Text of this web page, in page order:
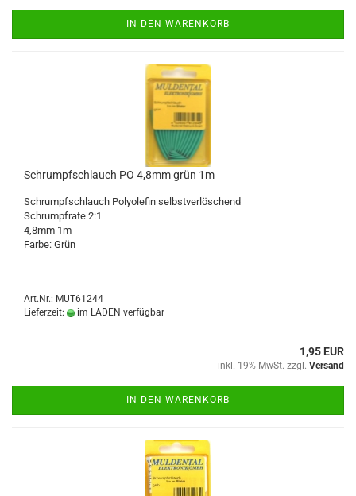
IN DEN WARENKORB
Schrumpfschlauch PO 4,8mm grün 1m
Schrumpfschlauch Polyolefin selbstverlöschend
Schrumpfrate 2:1
4,8mm 1m
Farbe: Grün
Art.Nr.: MUT61244
Lieferzeit:
im LADEN verfügbar
1,95 EUR
inkl. 19% MwSt. zzgl. Versand
IN DEN WARENKORB